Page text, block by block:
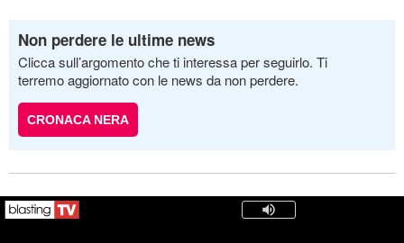
Non perdere le ultime news
Clicca sull’argomento che ti interessa per seguirlo. Ti
terremo aggiornato con le news da non perdere.
CRONACA NERA